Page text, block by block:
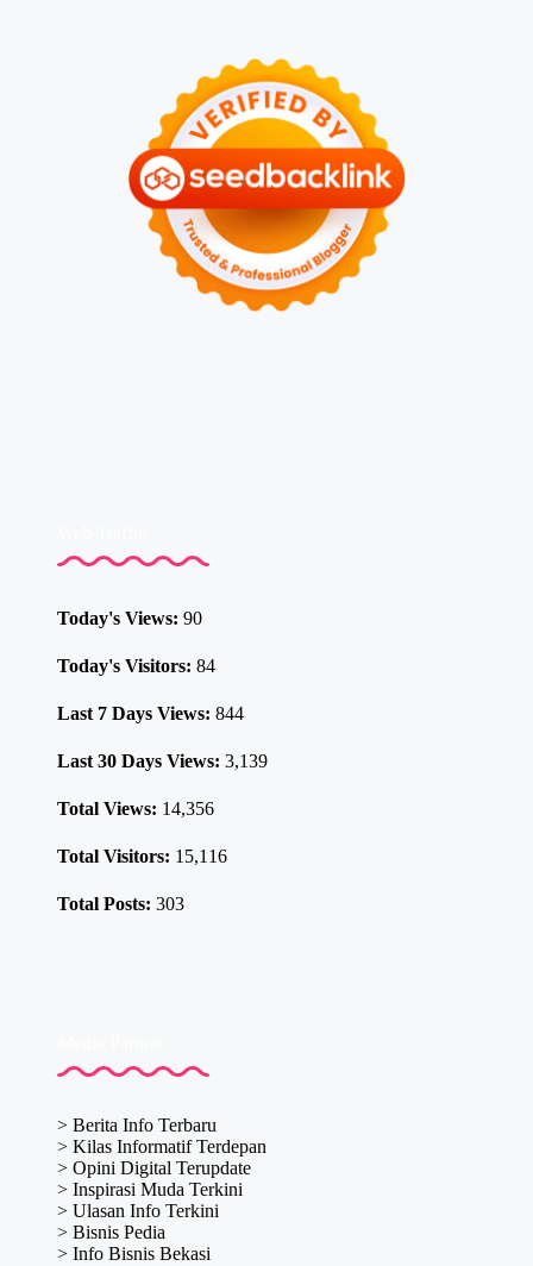
Today's Views: 90
Today's Visitors: 84
Last 7 Days Views: 844
Last 30 Days Views: 3,139
Total Views: 14,356
Total Visitors: 15,116
Total Posts: 303
> Berita Info Terbaru
> Kilas Informatif Terdepan
> Opini Digital Terupdate
> Inspirasi Muda Terkini
> Ulasan Info Terkini
> Bisnis Pedia
> Info Bisnis Bekasi